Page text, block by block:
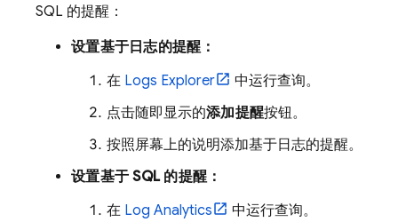
SQL 的提醒：
设置基于日志的提醒：
在 Logs Explorer
中运行查询。
点击随即显示的添加提醒按钮。
按照屏幕上的说明添加基于日志的提醒。
设置基于 SQL 的提醒：
在 Log Analytics 中运行查询。